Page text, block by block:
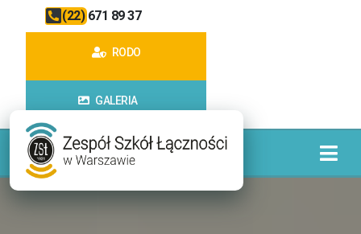
(22) 671 89 37
RODO
GALERIA